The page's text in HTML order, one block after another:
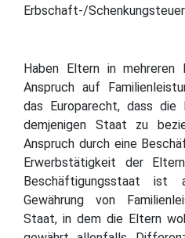
Erbschaft-/
Haben Eltern in mehreren
Anspruch auf
das Europarecht, dass die
demjenigen Staat zu
Anspruch durch eine
Erwerbstätigkeit der
Beschäftigungsstaat
Gewährung von
Staat, in dem die Eltern